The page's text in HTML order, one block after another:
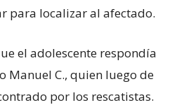
para localizar al afectado.
el adolescente respondía
Manuel C., quien luego de
por los rescatistas.